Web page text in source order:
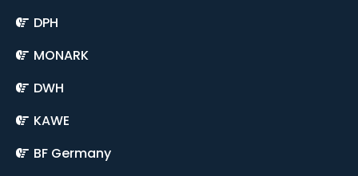
DPH
MONARK
DWH
KAWE
BF Germany